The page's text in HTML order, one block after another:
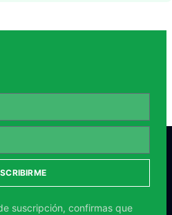
suscripción, confirmas que